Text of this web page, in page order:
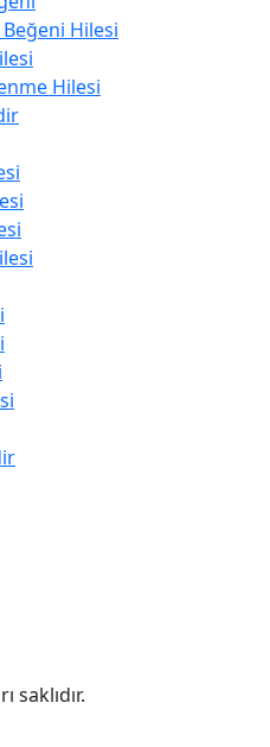
Hilesi
Hilesi
saklıdır.